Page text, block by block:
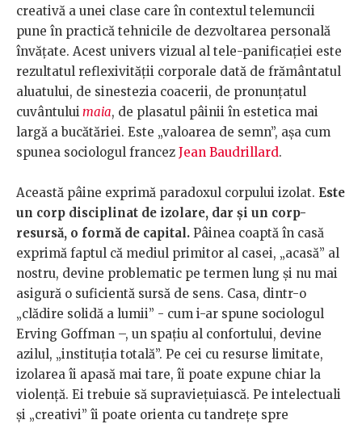
creativă a unei clase care în contextul telemuncii
pune în practică tehnicile de dezvoltarea personală
învățate. Acest univers vizual al tele-panificației este
rezultatul reflexivității corporale dată de frământatul
aluatului, de sinestezia coacerii, de pronunțatul
cuvântuluimaia, de plasatul pâinii în estetica mai
largă a bucătăriei. Este „valoarea de semn”, așa cum
spunea sociologul francez Jean Baudrillard.
Această pâine exprimă paradoxul corpului izolat. Este
un corp disciplinat de izolare, dar și un corp-
resursă, o formă de capital. Pâinea coaptă în casă
exprimă faptul că mediul primitor al casei, „acasă” al
nostru, devine problematic pe termen lung și nu mai
asigură o suficientă sursă de sens. Casa, dintr-o
„clădire solidă a lumii” - cum i-ar spune sociologul
Erving Goffman –, un spațiu al confortului, devine
azilul, „instituția totală”. Pe cei cu resurse limitate,
izolarea îi apasă mai tare, îi poate expune chiar la
violență. Ei trebuie să supraviețuiască. Pe intelectuali
și „creativi” îi poate orienta cu tandrețe spre